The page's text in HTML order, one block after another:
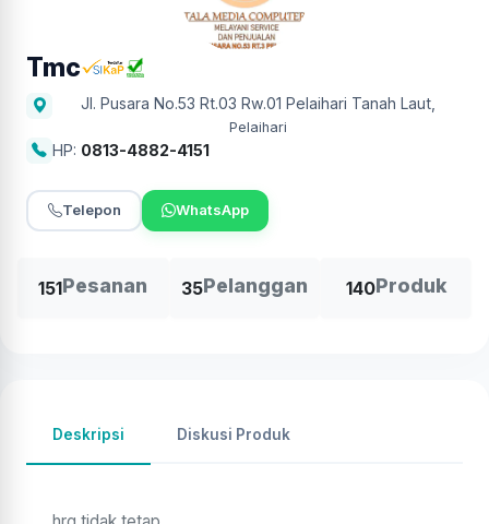
Tmc
Jl. Pusara No.53 Rt.03 Rw.01 Pelaihari Tanah Laut,
Pelaihari
HP: 0813-4882-4151
Telepon WhatsApp
151Pesanan 35Pelanggan 140Produk
Deskripsi Diskusi Produk